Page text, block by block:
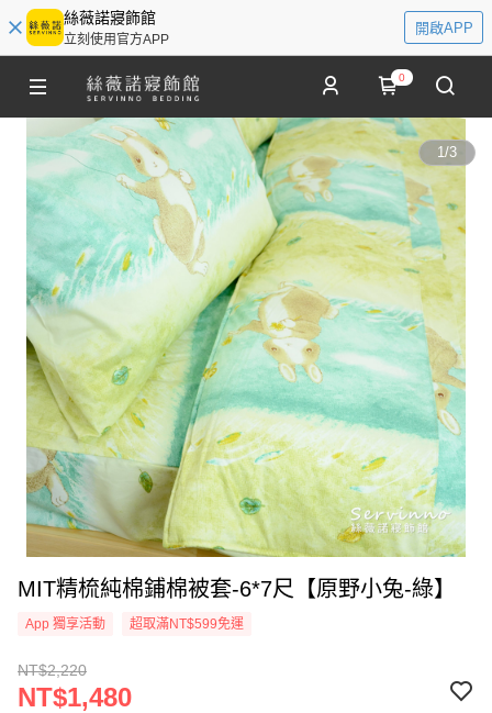
絲薇諾寢飾館
立刻使用官方APP
開啟APP
0
1/3
MIT精梳純棉鋪棉被套-6*7尺【原野小兔-綠】
App 獨享活動 超取滿NT$599免運
NT$2,220
NT$1,480